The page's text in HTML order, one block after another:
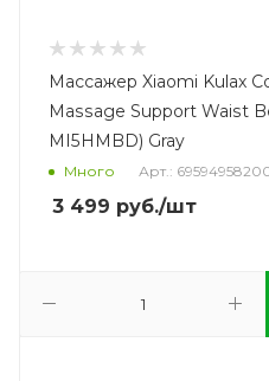
Массажер Xiaomi Kulax
Massage Support Waist
MI5HMBD) Gray
Много Арт.:
3 499 руб./шт